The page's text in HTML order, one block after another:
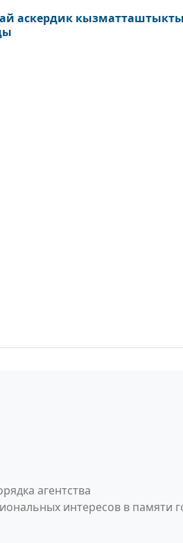
аскердик кызматташтыкты
агентства
интересов в памяти